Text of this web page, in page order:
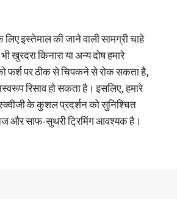
लिए इस्तेमाल की जाने वाली सामग्री चाहे
खुरदरा किनारा या अन्य दोष हमारे
फर्श पर ठीक से चिपकने से रोक सकता है,
रिसाव हो सकता है। इसलिए, हमारे
के कुशल प्रदर्शन को सुनिश्चित
और साफ-सुथरी ट्रिमिंग आवश्यक है।